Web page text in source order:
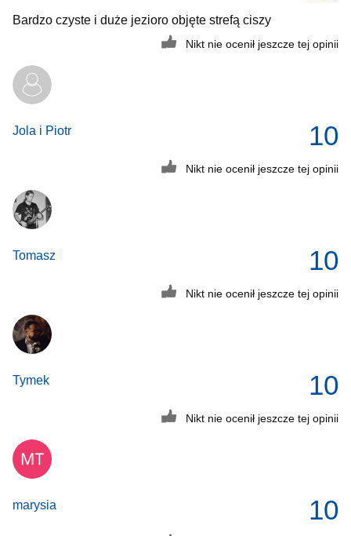
Bardzo czyste i duże jezioro objęte strefą ciszy
Nikt nie ocenił jeszcze tej opinii
10
Jola i Piotr
Nikt nie ocenił jeszcze tej opinii
10
Tomasz
Nikt nie ocenił jeszcze tej opinii
10
Tymek
Nikt nie ocenił jeszcze tej opinii
10
marysia